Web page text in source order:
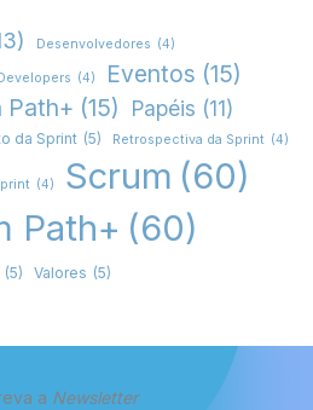
Desenvolvedores (4)
(4) Eventos (15)
Path+ (15) Papéis (11)
da Sprint (5) Retrospectiva da Sprint (4)
(4) Scrum (60)
Path+ (60)
(5) Valores (5)
a Newsletter